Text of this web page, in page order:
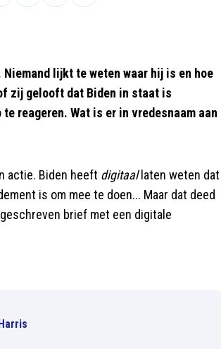
lijkt te weten waar hij is en hoe
zij gelooft dat Biden in staat is
reageren. Wat is er in vredesnaam aan
actie. Biden heeft digitaallaten weten dat
is om mee te doen... Maar dat deed
brief met een digitale